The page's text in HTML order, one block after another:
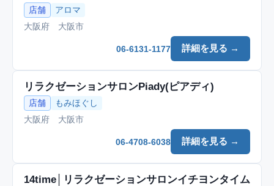
店舗
アロマ
大阪府 大阪市
詳細を見る →
06-6131-1177
リラクゼーションサロンPiady(ピアディ)
店舗
もみほぐし
大阪府 大阪市
詳細を見る →
06-4708-6038
14time│リラクゼーションサロンイチヨンタイム